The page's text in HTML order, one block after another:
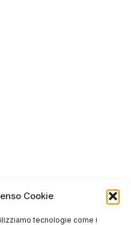
Cookie
tecnologie come i